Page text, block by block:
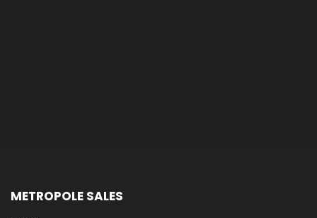
METROPOLE SALES